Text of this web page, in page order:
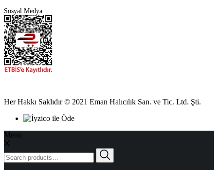
Sosyal Medya
Her Hakkı Saklıdır © 2021 Eman Halıcılık San. ve Tic. Ltd. Şti.
Menu
Search
for: